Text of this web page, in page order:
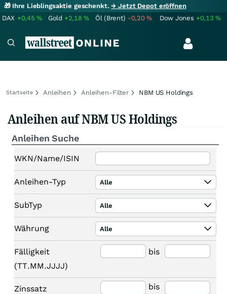
🎁 Ihre Lieblingsaktie geschenkt.→ Jetzt Depot eröffnen
DAX +0,45% Gold +2,18% Öl (Brent) -0,20% Dow Jones +0,13%
Startseite Anleihen Anleihen-Filter NBM US Holdings
Anleihen auf NBM US Holdings
Anleihen Suche
WKN/Name/ISIN
Anleihen-Typ Alle
SubTyp Alle
Währung Alle
Fälligkeit
(TT.MM.JJJJ)
bis
Zinssatz bis